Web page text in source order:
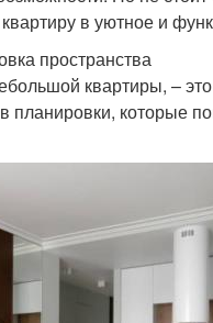
в уютное и
пространства
квартиры, –
планировки, которые